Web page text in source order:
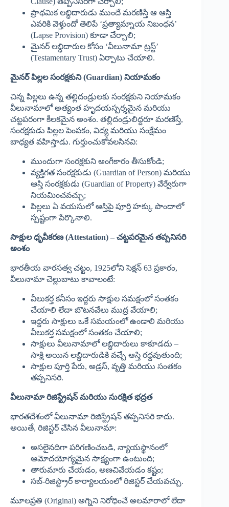
ప్రాథమిక లబ్ధిదారుడు ముందే మరణిస్తే ఆ ఆస్తి
ఎవరికి వెళ్తుందో తెలిపే ‘ప్రత్యామ్నాయ నిబంధన’
(Lapse Provision) కూడా చేర్చాలి;
మైనర్ లబ్ధిదారుల కోసం ‘వీలునామా ట్రస్ట్’
(Testamentary Trust) ఏర్పాటు చేయాలి.
మైనర్ పిల్లల సంరక్షకుని (Guardian) నియామకం
చిన్న పిల్లలు ఉన్న తల్లిదండ్రులకు సంరక్షకుని నియామకం
వీలునామాలో అత్యంత హృదయస్పర్శమైన మరియు
చట్టపరంగా కీలకమైన అంశం. తల్లిదండ్రులిద్దరూ మరణిస్తే,
సంరక్షకుడు పిల్లల పెంపకం, విద్య మరియు సంక్షేమం
బాధ్యత వహిస్తాడు. గుర్తుంచుకోవలసినవి:
ముందుగా సంరక్షకుని అంగీకారం తీసుకోండి;
వ్యక్తిగత సంరక్షకుడు (Guardian of Person) మరియు
ఆస్తి సంరక్షకుడు (Guardian of Property) వేర్వేరుగా
నియమించవచ్చు;
పిల్లలు ఏ వయసులో ఆస్తిపై పూర్తి హక్కు పొందాలో
స్పష్టంగా పేర్కొనాలి.
సాక్షుల ధృవీకరణ (Attestation) – చట్టపరమైన తప్పనిసరి
అంశం
భారతీయ వారసత్వ చట్టం, 1925లోని సెక్షన్ 63 ప్రకారం,
వీలునామా చెల్లుబాటు కావాలంటే:
వీలుకర్త కనీసం ఇద్దరు సాక్షుల సమక్షంలో సంతకం
చేయాలి లేదా బొటనవేలు ముద్ర వేయాలి;
ఇద్దరు సాక్షులు ఒకే సమయంలో ఉండాలి మరియు
వీలుకర్త సమక్షంలో సంతకం చేయాలి;
సాక్షులు వీలునామాలో లబ్ధిదారులు కాకూడదు –
సాక్షి అయిన లబ్ధిదారుడికి వచ్చే ఆస్తి రద్దవుతుంది;
సాక్షుల పూర్తి పేరు, అడ్రస్, వృత్తి మరియు సంతకం
తప్పనిసరి.
వీలునామా రిజిస్ట్రేషన్ మరియు సురక్షిత భద్రత
భారతదేశంలో వీలునామా రిజిస్ట్రేషన్ తప్పనిసరి కాదు.
అయితే, రిజిస్టర్ చేసిన వీలునామా:
అసలైనదిగా పరిగణించబడి, న్యాయస్థానంలో
ఆమోదయోగ్యమైన సాక్ష్యంగా ఉంటుంది;
తారుమారు చేయడం, అణచివేయడం కష్టం;
సబ్-రిజిస్ట్రార్ కార్యాలయంలో రిజిస్టర్ చేయవచ్చు.
మూలప్రతి (Original) అగ్నిని నిరోధించే అలమారాలో లేదా